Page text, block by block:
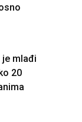
je mlađi
20